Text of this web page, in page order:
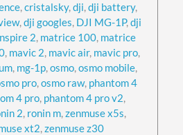
,cristalsky,dji,dji battery,
,dji googles, DJI MG-1P,dji
2, matrice 100, matrice
, mavic 2, mavic air, mavic pro,
, mg-1p,osmo,osmo mobile,
pro,osmo raw, phantom 4
4 pro, phantom 4 pro v2,
2, ronin m,zenmuse x5s,
xt2,zenmuse z30